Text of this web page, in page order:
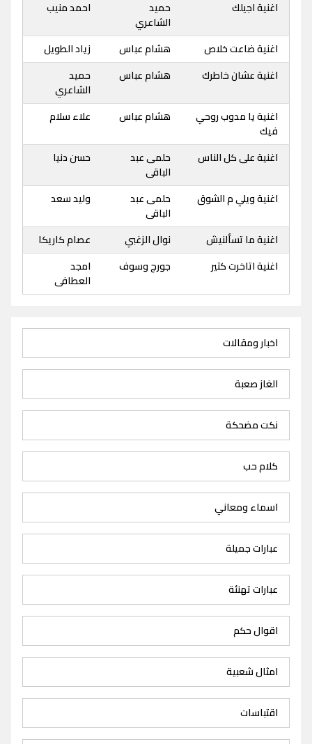
اغنية اجيلك
حميد
الشاعري
احمد منيب
اغنية ضاعت خلاص هشام عباس
زياد الطويل
اغنية عشان خاطرك
هشام عباس
حميد
الشاعري
اغنية يا مدوب روحي
فيك
هشام عباس علاء سلام
اغنية على كل الناس
حلمى عبد
الباقى
حسن دنيا
اغنية ويلي م الشوق
حلمى عبد
الباقى
وليد سعد
اغنية ما تسألنيش نوال الزغبي
عصام كاريكا
اغنية اتاخرت كتير
جورج وسوف
امجد
العطافى
اخبار ومقالات
الغاز صعبة
نكت مضحكة
كلام حب
اسماء ومعاني
عبارات جميلة
عبارات تهنئة
اقوال حكم
امثال شعبية
اقتباسات